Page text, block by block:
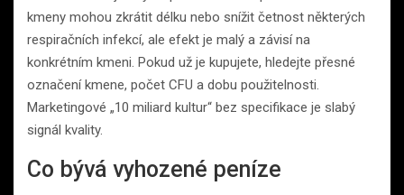
kmeny mohou zkrátit délku nebo snížit četnost některých
respiračních infekcí, ale efekt je malý a závisí na
konkrétním kmeni. Pokud už je kupujete, hledejte přesné
označení kmene, počet CFU a dobu použitelnosti.
Marketingové „10 miliard kultur“ bez specifikace je slabý
signál kvality.
Co bývá vyhozené peníze